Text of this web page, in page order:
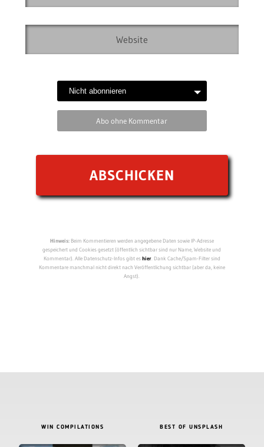
Abo ohne Kommentar
Hinweis:Beim Kommentieren werden angegebene Daten sowie IP-Adresse
gespeichert und Cookies gesetzt (öffentlich sichtbar sind nur Name, Website und
Kommentar). Alle Datenschutz-Infos gibt eshier. Dank Cache/Spam-Filter sind
Kommentare manchmal nicht direkt nach Veröffentlichung sichtbar (aber da, keine
Angst).
WIN COMPILATIONS BEST OF UNSPLASH